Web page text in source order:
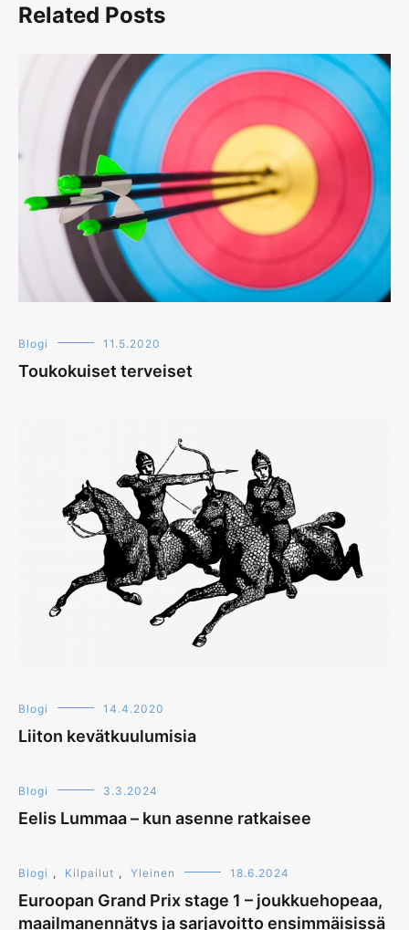
Related Posts
Blogi 11.5.2020
Toukokuiset terveiset
Blogi 14.4.2020
Liiton kevätkuulumisia
Blogi 3.3.2024
Eelis Lummaa – kun asenne ratkaisee
Blogi , Kilpailut , Yleinen 18.6.2024
Euroopan Grand Prix stage 1 – joukkuehopeaa,
maailmanennätys ja sarjavoitto ensimmäisissä